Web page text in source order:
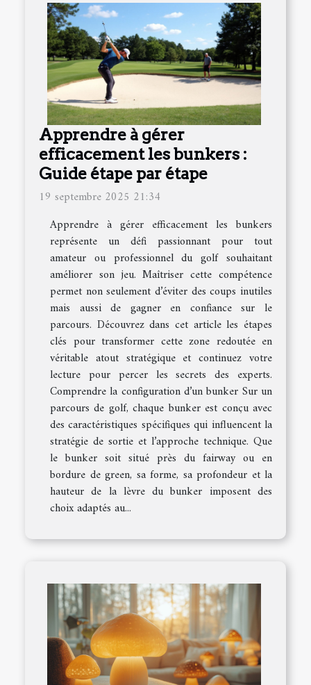
Apprendre à gérer
efficacement les bunkers :
Guide étape par étape
19 septembre 2025 21:34
Apprendre à gérer efficacement les bunkers
représente un défi passionnant pour tout
amateur ou professionnel du golf souhaitant
améliorer son jeu. Maîtriser cette compétence
permet non seulement d’éviter des coups inutiles
mais aussi de gagner en confiance sur le
parcours. Découvrez dans cet article les étapes
clés pour transformer cette zone redoutée en
véritable atout stratégique et continuez votre
lecture pour percer les secrets des experts.
Comprendre la configuration d’un bunker Sur un
parcours de golf, chaque bunker est conçu avec
des caractéristiques spécifiques qui influencent la
stratégie de sortie et l’approche technique. Que
le bunker soit situé près du fairway ou en
bordure de green, sa forme, sa profondeur et la
hauteur de la lèvre du bunker imposent des
choix adaptés au...